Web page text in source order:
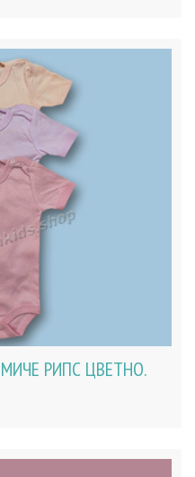
РИПС ЦВЕТНО.